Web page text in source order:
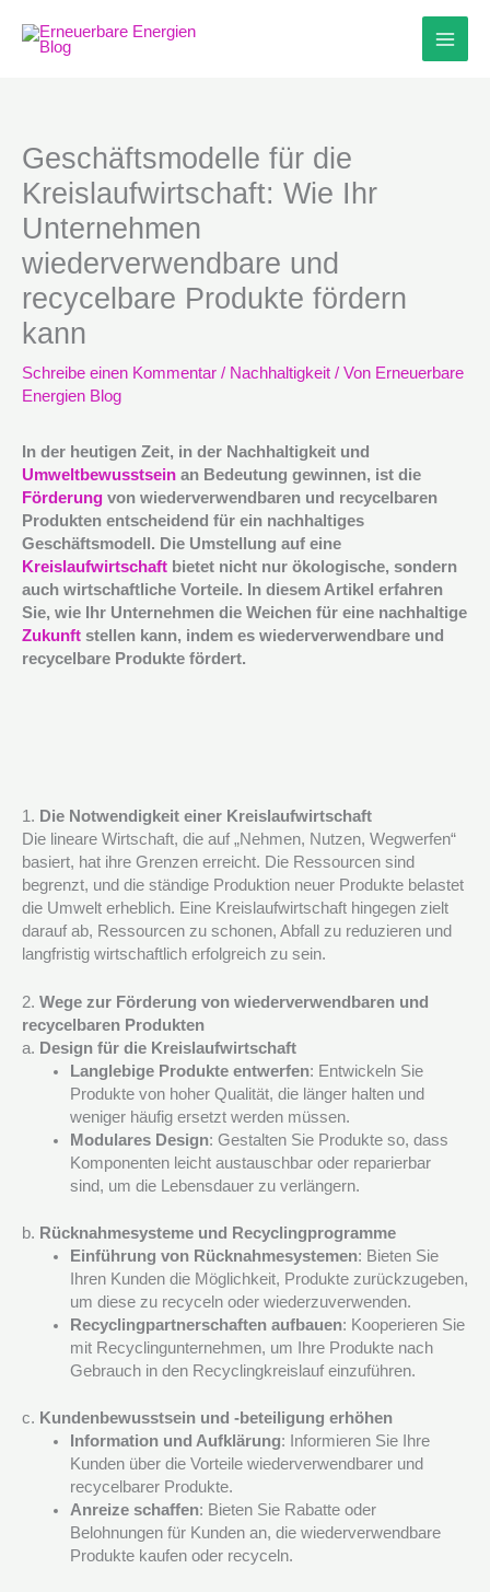
Inhalt
springen
Geschäftsmodelle für die
Kreislaufwirtschaft: Wie Ihr
Unternehmen
wiederverwendbare und
recycelbare Produkte fördern
kann
Schreibe einen Kommentar / Nachhaltigkeit / Von Erneuerbare
Energien Blog
In der heutigen Zeit, in der Nachhaltigkeit und
Umweltbewusstsein an Bedeutung gewinnen, ist die
Förderung von wiederverwendbaren und recycelbaren
Produkten entscheidend für ein nachhaltiges
Geschäftsmodell. Die Umstellung auf eine
Kreislaufwirtschaft bietet nicht nur ökologische, sondern
auch wirtschaftliche Vorteile. In diesem Artikel erfahren
Sie, wie Ihr Unternehmen die Weichen für eine nachhaltige
Zukunft stellen kann, indem es wiederverwendbare und
recycelbare Produkte fördert.
1. Die Notwendigkeit einer Kreislaufwirtschaft
Die lineare Wirtschaft, die auf „Nehmen, Nutzen, Wegwerfen“
basiert, hat ihre Grenzen erreicht. Die Ressourcen sind
begrenzt, und die ständige Produktion neuer Produkte belastet
die Umwelt erheblich. Eine Kreislaufwirtschaft hingegen zielt
darauf ab, Ressourcen zu schonen, Abfall zu reduzieren und
langfristig wirtschaftlich erfolgreich zu sein.
2. Wege zur Förderung von wiederverwendbaren und
recycelbaren Produkten
a. Design für die Kreislaufwirtschaft
Langlebige Produkte entwerfen: Entwickeln Sie
Produkte von hoher Qualität, die länger halten und
weniger häufig ersetzt werden müssen.
Modulares Design: Gestalten Sie Produkte so, dass
Komponenten leicht austauschbar oder reparierbar
sind, um die Lebensdauer zu verlängern.
b. Rücknahmesysteme und Recyclingprogramme
Einführung von Rücknahmesystemen: Bieten Sie
Ihren Kunden die Möglichkeit, Produkte zurückzugeben,
um diese zu recyceln oder wiederzuverwenden.
Recyclingpartnerschaften aufbauen: Kooperieren Sie
mit Recyclingunternehmen, um Ihre Produkte nach
Gebrauch in den Recyclingkreislauf einzuführen.
c. Kundenbewusstsein und -beteiligung erhöhen
Information und Aufklärung: Informieren Sie Ihre
Kunden über die Vorteile wiederverwendbarer und
recycelbarer Produkte.
Anreize schaffen: Bieten Sie Rabatte oder
Belohnungen für Kunden an, die wiederverwendbare
Produkte kaufen oder recyceln.